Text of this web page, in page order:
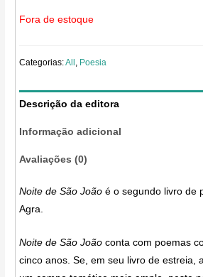
Fora de estoque
Categorias:All , Poesia
Descrição da editora
Informação adicional
Avaliações (0)
Noite de São João é o segundo livro de
Agra.
Noite de São João conta com poemas
cinco anos. Se, em seu livro de estreia,